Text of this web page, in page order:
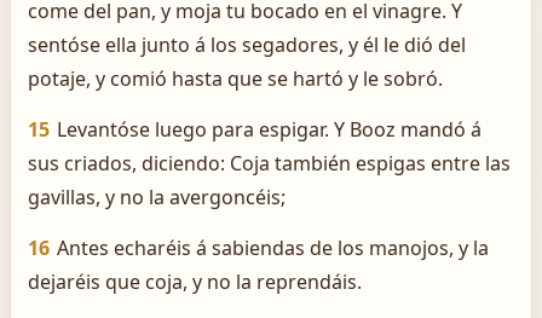
come del pan, y moja tu bocado en el vinagre. Y
sentóse ella junto á los segadores, y él le dió del
potaje, y comió hasta que se hartó y le sobró.
15 Levantóse luego para espigar. Y Booz mandó á
sus criados, diciendo: Coja también espigas entre las
gavillas, y no la avergoncéis;
16 Antes echaréis á sabiendas de los manojos, y la
dejaréis que coja, y no la reprendáis.